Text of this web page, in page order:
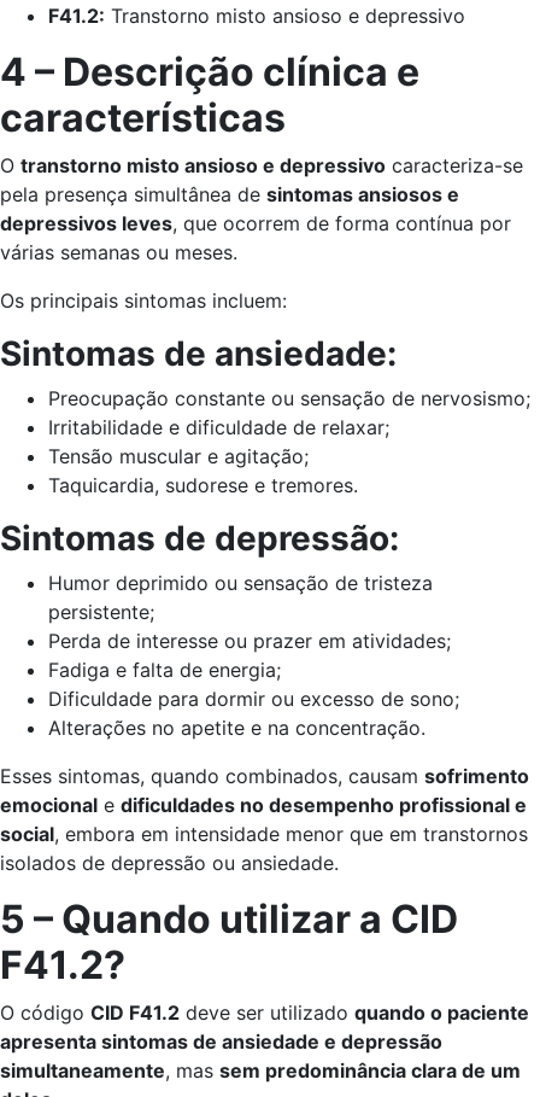
F41.2: Transtorno misto ansioso e depressivo
4 – Descrição clínica e
características
O transtorno misto ansioso e depressivo caracteriza-se
pela presença simultânea de sintomas ansiosos e
depressivos leves, que ocorrem de forma contínua por
várias semanas ou meses.
Os principais sintomas incluem:
Sintomas de ansiedade:
Preocupação constante ou sensação de nervosismo;
Irritabilidade e dificuldade de relaxar;
Tensão muscular e agitação;
Taquicardia, sudorese e tremores.
Sintomas de depressão:
Humor deprimido ou sensação de tristeza
persistente;
Perda de interesse ou prazer em atividades;
Fadiga e falta de energia;
Dificuldade para dormir ou excesso de sono;
Alterações no apetite e na concentração.
Esses sintomas, quando combinados, causam sofrimento
emocional e dificuldades no desempenho profissional e
social, embora em intensidade menor que em transtornos
isolados de depressão ou ansiedade.
5 – Quando utilizar a CID
F41.2?
O código CID F41.2 deve ser utilizado quando o paciente
apresenta sintomas de ansiedade e depressão
simultaneamente, mas sem predominância clara de um